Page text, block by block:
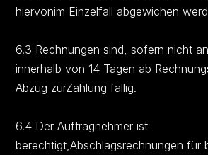
hiervonim Einzelfall abgewichen
6.3 Rechnungen sind, sofern nicht
innerhalb von 14 Tagen ab
Abzug zurZahlung fällig.
6.4 Der Auftragnehmer ist
berechtigt,Abschlagsrechnungen für